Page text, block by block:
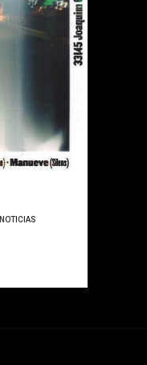
NOTICIAS